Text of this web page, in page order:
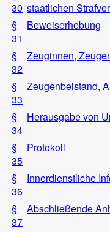
30 staatlichen
§
31
Beweiserhebung
§
32
Zeuginnen,
§
33
Zeugenbeistand,
§
34
Herausgabe von
§
35
Protokoll
§
36
Innerdienstliche
§
37
Abschließende